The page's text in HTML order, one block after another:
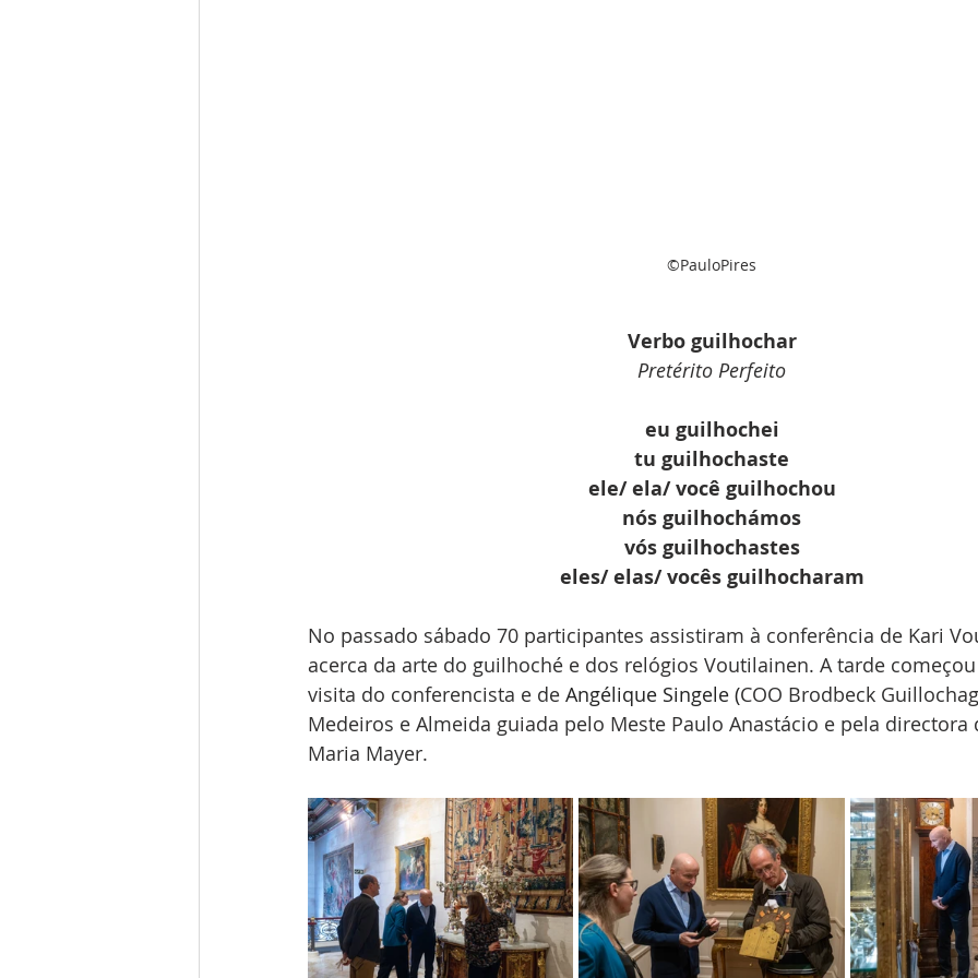
©PauloPires
Verbo guilhochar
Pretérito Perfeito
eu guilhochei
tu guilhochaste
ele/ ela/ você guilhochou
nós guilhochámos
vós guilhochastes
eles/ elas/ vocês guilhocharam
No passado sábado 70 participantes assistiram à conferência de Kari
acerca da arte do guilhoché e dos relógios Voutilainen. A tarde
visita do conferencista e de Angélique Singele (COO Brodbeck
Medeiros e Almeida guiada pelo Meste Paulo Anastácio e pela
Maria Mayer.